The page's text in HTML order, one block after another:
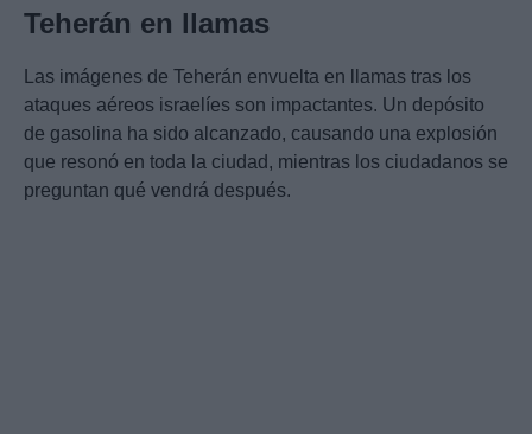
Teherán en llamas
Las imágenes de Teherán envuelta en llamas tras los
ataques aéreos israelíes son impactantes. Un depósito
de gasolina ha sido alcanzado, causando una explosión
que resonó en toda la ciudad, mientras los ciudadanos se
preguntan qué vendrá después.